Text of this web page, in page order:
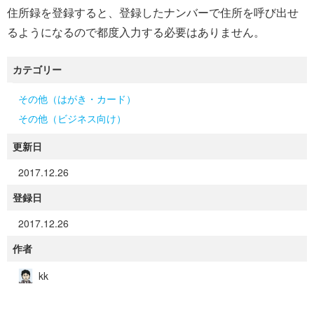
住所録を登録すると、登録したナンバーで住所を呼び出せ
るようになるので都度入力する必要はありません。
カテゴリー
その他（はがき・カード）
その他（ビジネス向け）
更新日
2017.12.26
登録日
2017.12.26
作者
kk